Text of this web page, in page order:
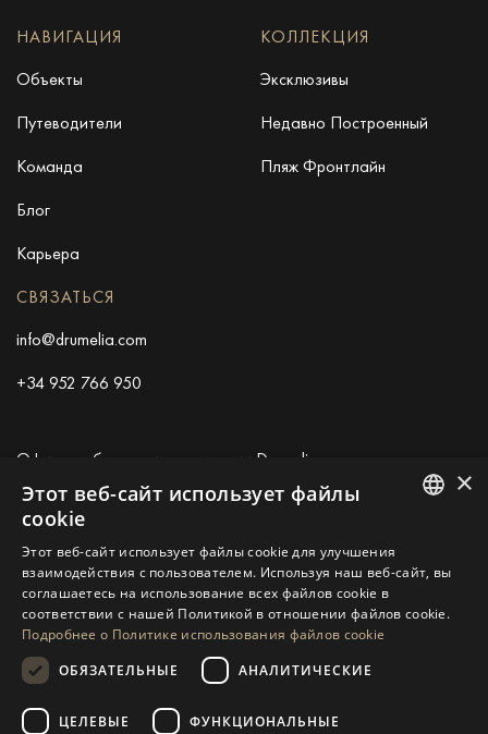
НАВИГАЦИЯ
Объекты
Путеводители
Команда
Блог
Карьера
КОЛЛЕКЦИЯ
Эксклюзивы
Недавно Построенный
Пляж Фронтлайн
СВЯЗАТЬСЯ
info@drumelia.com
+34 952 766 950
Офис штаб-квартиры компании Drumelia
Centro de Negocios Puerta de Banus
Edificio B, Local 11
29660 Marbella
+34 952 766 950
info@drumelia.com
Linkedin Youtube
SPANISH
GERMAN
×
Этот веб-сайт использует файлы
cookie
Этот веб-сайт использует файлы cookie для улучшения
взаимодействия с пользователем. Используя наш веб-сайт, вы
соглашаетесь на использование всех файлов cookie в
соответствии с нашей Политикой в ​​отношении файлов cookie.
Подробнее о Политике использования файлов cookie
ОБЯЗАТЕЛЬНЫЕ
АНАЛИТИЧЕСКИЕ
ЦЕЛЕВЫЕ ФУНКЦИОНАЛЬНЫЕ